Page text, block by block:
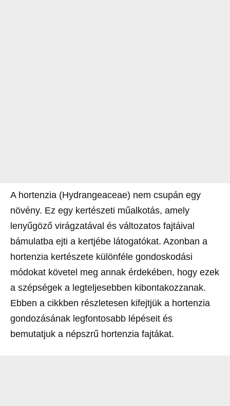
A hortenzia (Hydrangeaceae) nem csupán egy
növény. Ez egy kertészeti műalkotás, amely
lenyűgöző virágzatával és változatos fajtáival
bámulatba ejti a kertjébe látogatókat. Azonban a
hortenzia kertészete különféle gondoskodási
módokat követel meg annak érdekében, hogy ezek
a szépségek a legteljesebben kibontakozzanak.
Ebben a cikkben részletesen kifejtjük a hortenzia
gondozásának legfontosabb lépéseit és
bemutatjuk a népszrű hortenzia fajtákat.